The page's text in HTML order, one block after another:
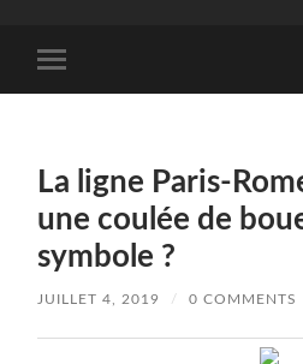
mobile
La ligne Paris-
une coulée de
symbole ?
JUILLET 4, 2019 / 0 COMMENTS